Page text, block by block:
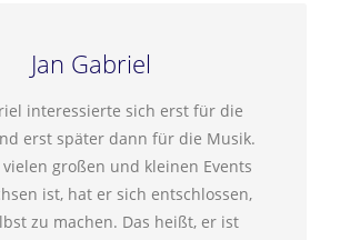
Jan Gabriel
interessierte sich erst für die
erst später dann für die Musik.
großen und kleinen Events
ist, hat er sich entschlossen,
zu machen. Das heißt, er ist